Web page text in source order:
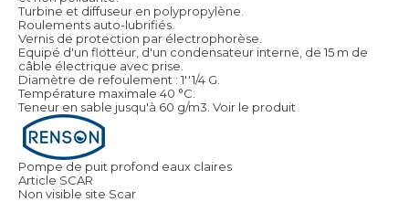
Turbine et diffuseur en polypropylène.
Roulements auto-lubrifiés.
Vernis de protection par électrophorèse.
Equipé d'un flotteur, d'un condensateur interne, de 15 m de
câble électrique avec prise.
Diamètre de refoulement : 1''1/4 G.
Température maximale 40 °C.
Teneur en sable jusqu'à 60 g/m3. Voir le produit
Pompe de puit profond eaux claires
Article SCAR
Non visible site Scar